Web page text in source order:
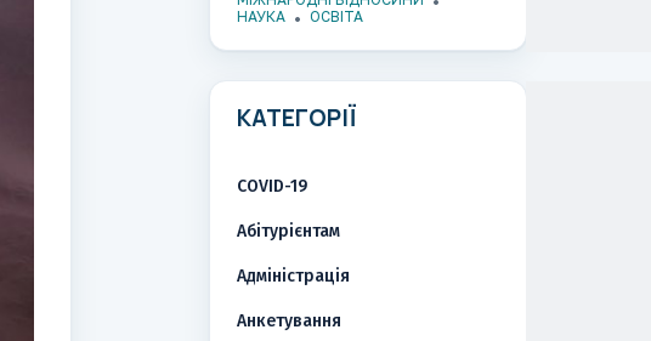
НАУКА
ОСВІТА
КАТЕГОРІЇ
COVID-19
Абітурієнтам
Адміністрація
Анкетування